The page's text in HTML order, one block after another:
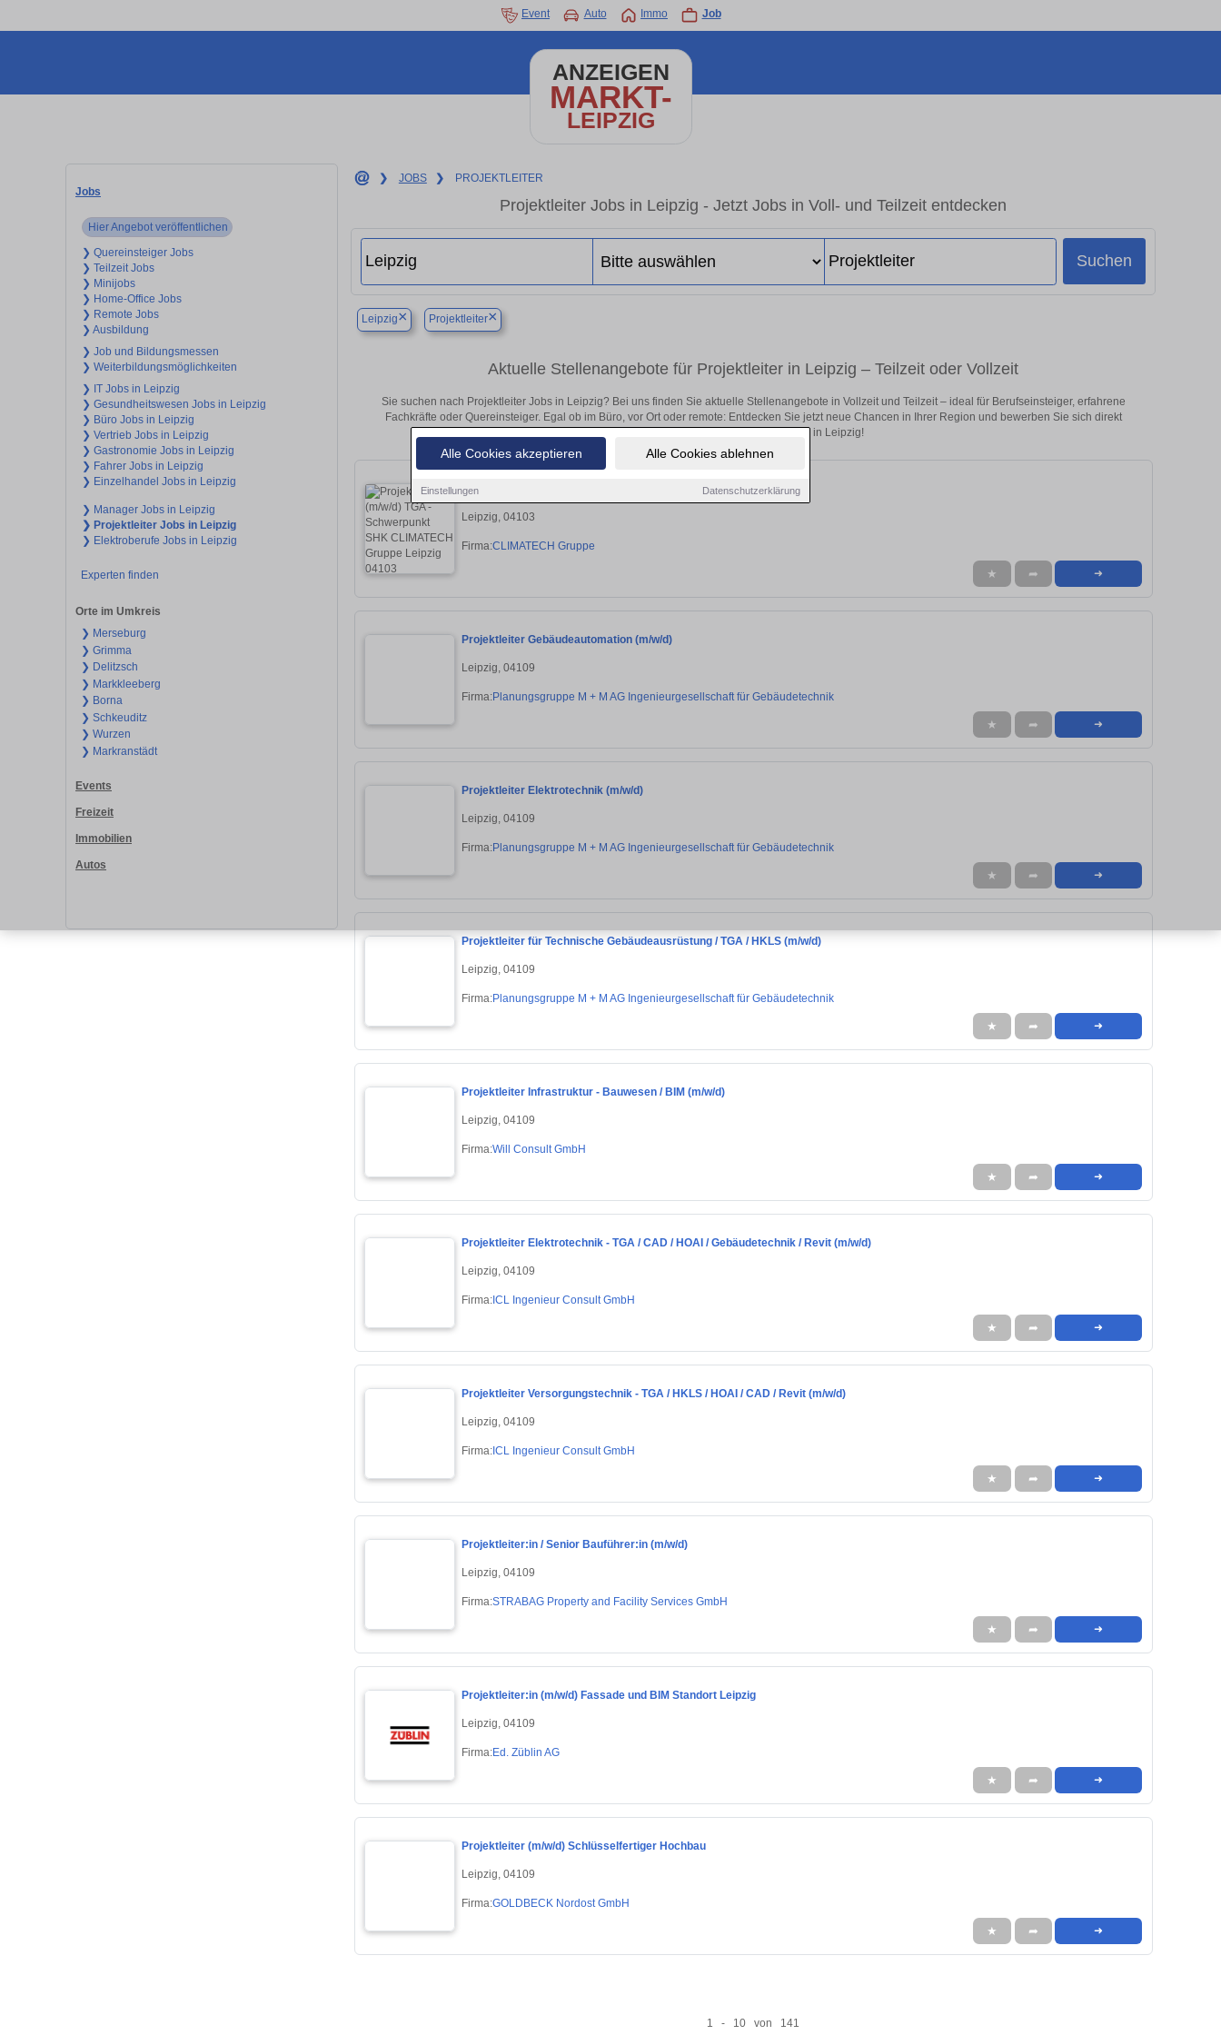
Alle Cookies akzeptieren Alle Cookies ablehnen
Einstellungen Datenschutzerklärung
Event Auto Immo Job
ANZEIGEN
MARKT-
LEIPZIG
Jobs
Hier Angebot veröffentlichen
❯ Quereinsteiger Jobs
❯ Teilzeit Jobs
❯ Minijobs
❯ Home-Office Jobs
❯ Remote Jobs
❯ Ausbildung
❯ Job und Bildungsmessen
❯ Weiterbildungsmöglichkeiten
❯ IT Jobs in Leipzig
❯ Gesundheitswesen Jobs in Leipzig
❯ Büro Jobs in Leipzig
❯ Vertrieb Jobs in Leipzig
❯ Gastronomie Jobs in Leipzig
❯ Fahrer Jobs in Leipzig
❯ Einzelhandel Jobs in Leipzig
❯ Manager Jobs in Leipzig
❯ Projektleiter Jobs in Leipzig
❯ Elektroberufe Jobs in Leipzig
Experten finden
Orte im Umkreis
❯ Merseburg
❯ Grimma
❯ Delitzsch
❯ Markkleeberg
❯ Borna
❯ Schkeuditz
❯ Wurzen
❯ Markranstädt
Events
Freizeit
Immobilien
Autos
❯ JOBS ❯ PROJEKTLEITER
Projektleiter Jobs in Leipzig - Jetzt Jobs in Voll- und Teilzeit entdecken
Suchen
Leipzig× Projektleiter×
Aktuelle Stellenangebote für Projektleiter in Leipzig – Teilzeit oder Vollzeit
Sie suchen nach Projektleiter Jobs in Leipzig? Bei uns finden Sie aktuelle Stellenangebote in Vollzeit und Teilzeit – ideal für Berufseinsteiger, erfahrene
Fachkräfte oder Quereinsteiger. Egal ob im Büro, vor Ort oder remote: Entdecken Sie jetzt neue Chancen in Ihrer Region und bewerben Sie sich direkt
auf passende Projektleiter-Stellen in Leipzig!
Projektleiter (m/w/d) TGA - Schwerpunkt SHK
Leipzig, 04103
Firma:CLIMATECH Gruppe
★ ➦ ➜
Projektleiter Gebäudeautomation (m/w/d)
Leipzig, 04109
Firma:Planungsgruppe M + M AG Ingenieurgesellschaft für Gebäudetechnik
★ ➦ ➜
Projektleiter Elektrotechnik (m/w/d)
Leipzig, 04109
Firma:Planungsgruppe M + M AG Ingenieurgesellschaft für Gebäudetechnik
★ ➦ ➜
Projektleiter für Technische Gebäudeausrüstung / TGA / HKLS (m/w/d)
Leipzig, 04109
Firma:Planungsgruppe M + M AG Ingenieurgesellschaft für Gebäudetechnik
★ ➦ ➜
Projektleiter Infrastruktur - Bauwesen / BIM (m/w/d)
Leipzig, 04109
Firma:Will Consult GmbH
★ ➦ ➜
Projektleiter Elektrotechnik - TGA / CAD / HOAI / Gebäudetechnik / Revit (m/w/d)
Leipzig, 04109
Firma:ICL Ingenieur Consult GmbH
★ ➦ ➜
Projektleiter Versorgungstechnik - TGA / HKLS / HOAI / CAD / Revit (m/w/d)
Leipzig, 04109
Firma:ICL Ingenieur Consult GmbH
★ ➦ ➜
Projektleiter:in / Senior Bauführer:in (m/w/d)
Leipzig, 04109
Firma:STRABAG Property and Facility Services GmbH
★ ➦ ➜
Projektleiter:in (m/w/d) Fassade und BIM Standort Leipzig
Leipzig, 04109
Firma:Ed. Züblin AG
★ ➦ ➜
Projektleiter (m/w/d) Schlüsselfertiger Hochbau
Leipzig, 04109
Firma:GOLDBECK Nordost GmbH
★ ➦ ➜
1 - 10 von 141